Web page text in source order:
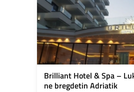
Brilliant Hotel & Spa –
ne bregdetin Adriatik